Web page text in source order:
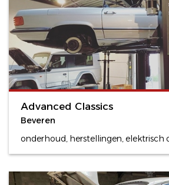
Advanced Classics
Beveren
onderhoud, herstellingen, elektrisch